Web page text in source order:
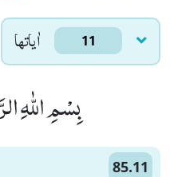
اٰياتها 11
بِسْمِ اللّٰهِ
85.11